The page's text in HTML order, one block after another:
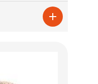
